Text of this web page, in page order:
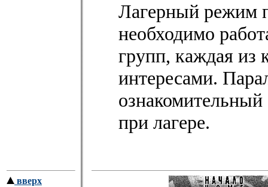
Лагерный режим
необходимо
групп, каждая из
интересами.
ознакомительный
при лагере.
вверх